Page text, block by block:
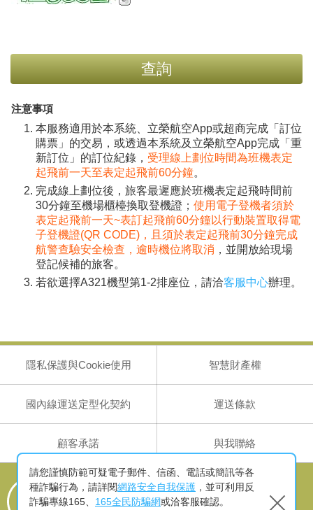
查詢
注意事項
本服務適用於本系統、立榮航空App或超商完成「訂位
購票」的交易，或透過本系統及立榮航空App完成「重
新訂位」的訂位紀錄， 受理線上劃位時間為班機表定
起飛前一天至表定起飛前60分鐘。
完成線上劃位後，旅客最遲應於班機表定起飛時間前
30分鐘至機場櫃檯換取登機證； 使用電子登機者須於
表定起飛前一天~表訂起飛前60分鐘以行動裝置取得電
子登機證(QR CODE)，且須於表定起飛前30分鐘完成
航警查驗安全檢查，逾時機位將取消 ，並開放給現場
登記候補的旅客。
若欲選擇A321機型第1-2排座位，請洽客服中心辦理。
隱私保護與Cookie使用 智慧財產權
國內線運送定型化契約 運送條款
顧客承諾 與我聯絡
客服專線
886-2-25086999 (國內航線)
請您謹慎防範可疑電子郵件、信函、電話或簡訊等各
種詐騙行為，請詳閱網路安全自我保護 ，並可利用反
詐騙專線165、 165全民防騙網或洽客服確認。